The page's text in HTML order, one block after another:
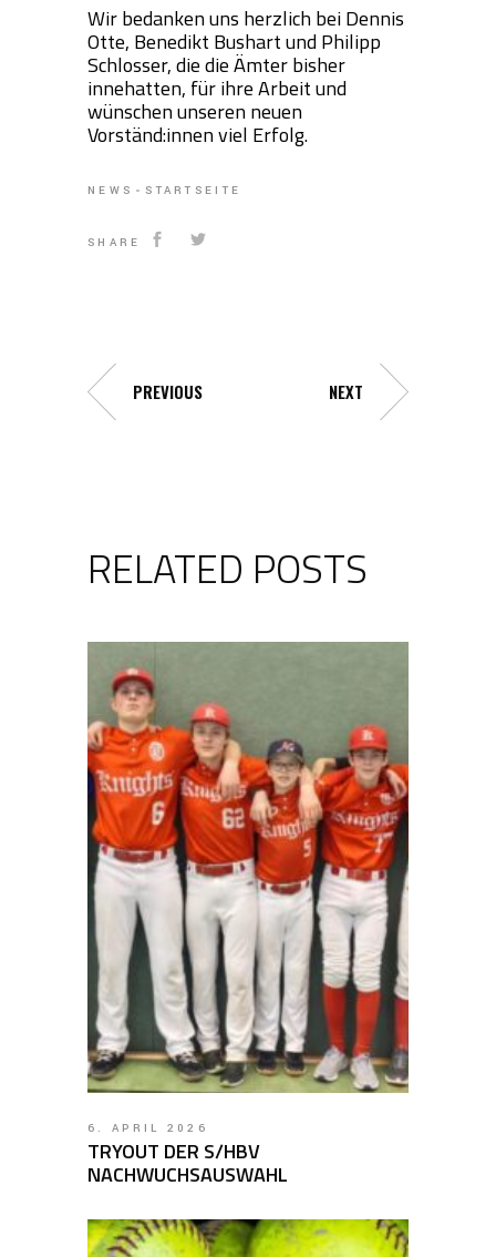
Wir bedanken uns herzlich bei Dennis
Otte, Benedikt Bushart und Philipp
Schlosser, die die Ämter bisher
innehatten, für ihre Arbeit und
wünschen unseren neuen
Vorständ:innen viel Erfolg.
NEWS STARTSEITE
SHARE
PREVIOUS NEXT
RELATED POSTS
6. APRIL 2026
TRYOUT DER S/HBV
NACHWUCHSAUSWAHL